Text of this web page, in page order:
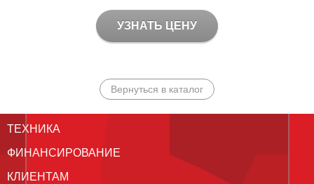
УЗНАТЬ ЦЕНУ
Вернуться в каталог
ТЕХНИКА
ФИНАНСИРОВАНИЕ
КЛИЕНТАМ